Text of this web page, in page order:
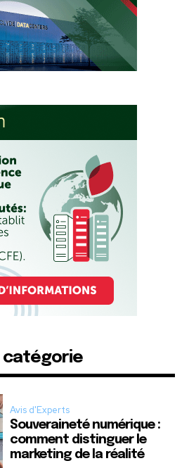
catégorie
Avis d'Experts
Souveraineté numérique :
comment distinguer le
marketing de la réalité